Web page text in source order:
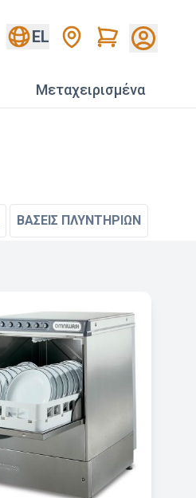
EL Cart
Mεταχειρισμένα
ΒΑΣΕΙΣ ΠΛΥΝΤΗΡΙΩΝ